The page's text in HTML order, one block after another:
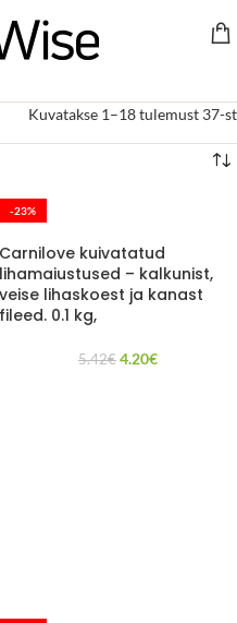
Kuvatakse 1–18 tulemust 37-st
-23%
Carnilove kuivatatud
lihamaiustused – kalkunist,
veise lihaskoest ja kanast
fileed. 0.1 kg,
5.42€ 4.20€